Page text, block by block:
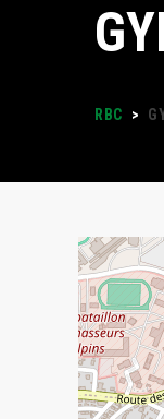
RBC >